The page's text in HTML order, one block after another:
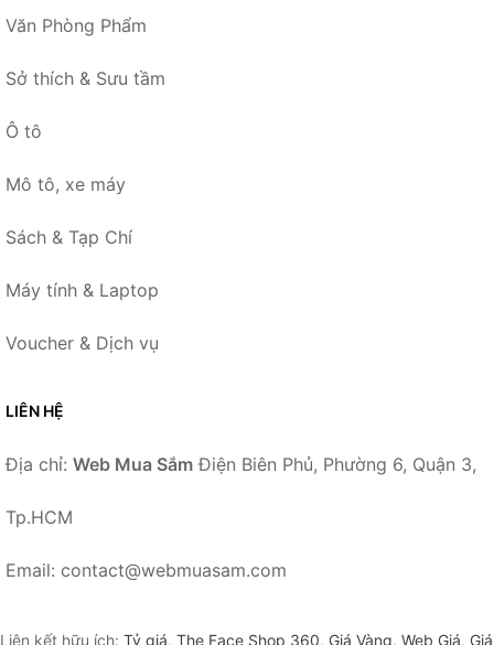
Văn Phòng Phẩm
Sở thích & Sưu tầm
Ô tô
Mô tô, xe máy
Sách & Tạp Chí
Máy tính & Laptop
Voucher & Dịch vụ
LIÊN HỆ
Địa chỉ: Web Mua Sắm Điện Biên Phủ, Phường 6, Quận 3,
Tp.HCM
Email: contact@webmuasam.com
Liên kết hữu ích: Tỷ giá, The Face Shop 360, Giá Vàng, Web Giá, Giá